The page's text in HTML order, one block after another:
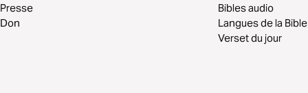
Presse
Don
Bibles audio
Langues de la Bible
Verset du jour